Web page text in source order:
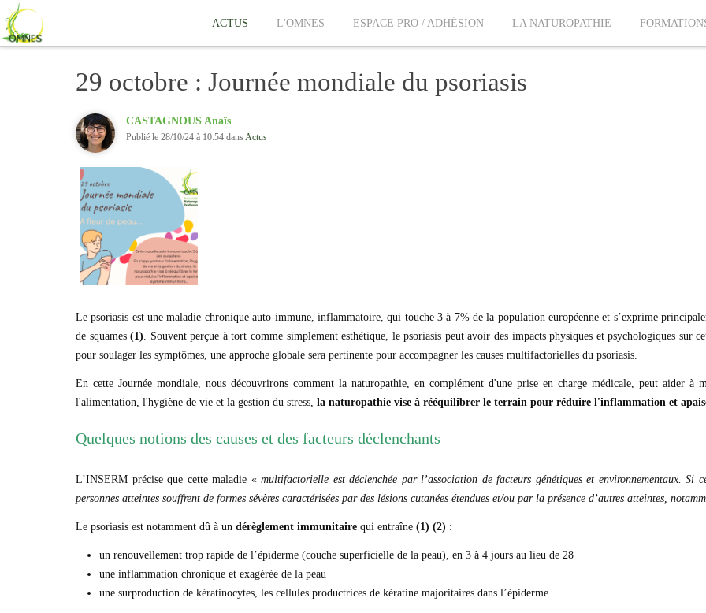
ACTUS L'OMNES ESPACE PRO / ADHÉSION LA NATUROPATHIE
29 octobre : Journée mondiale du psoriasis
CASTAGNOUS Anaïs
Publié le 28/10/24 à 10:54 dansActus
Le psoriasis est une maladie chronique auto-immune, inflammatoire, qui touche 3 à 7% de la population européenne et s’exprime
de squames(1). Souvent perçue à tort comme simplement esthétique, le psoriasis peut avoir des impacts physiques et psychologiques sur
pour soulager les symptômes, une approche globale sera pertinente pour accompagner les causes multifactorielles du psoriasis.
En cette Journée mondiale, nous découvrirons comment la naturopathie, en complément d'une prise en charge médicale, peut aider à
l'alimentation, l'hygiène de vie et la gestion du stress, la naturopathie vise à rééquilibrer le terrain pour réduire l'inflammation et
Quelques notions des causes et des facteurs déclenchants
L’INSERM précise que cette maladie «multifactorielle est déclenchée par l’association de facteurs génétiques et environnementaux. Si
personnes atteintes souffrent de formes sévères caractérisées par des lésions cutanées étendues et/ou par la présence d’autres atteintes,
Le psoriasis est notamment dû à un dérèglement immunitaire qui entraîne (1) (2) :
un renouvellement trop rapide de l’épiderme (couche superficielle de la peau), en 3 à 4 jours au lieu de 28
une inflammation chronique et exagérée de la peau
une surproduction de kératinocytes, les cellules productrices de kératine majoritaires dans l’épiderme